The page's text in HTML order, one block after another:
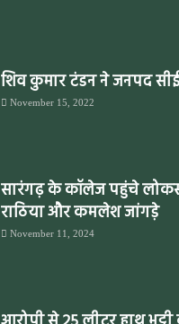
शिव कुमार टंडन ने जनपद
November 15, 2022
सारंगढ़ के कॉलेज पहुंचे
राठिया और कमलेश जांगड़े
November 11, 2024